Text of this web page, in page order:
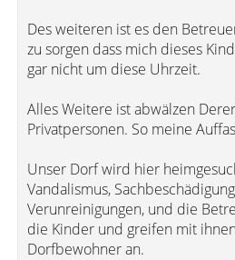
Des weiteren ist es den
zu sorgen dass mich dieses
gar nicht um diese Uhrzeit.
Alles Weitere ist abwälzen
Privatpersonen. So meine
Unser Dorf wird hier
Vandalismus,
Verunreinigungen, und die
die Kinder und greifen mit
Dorfbewohner an.